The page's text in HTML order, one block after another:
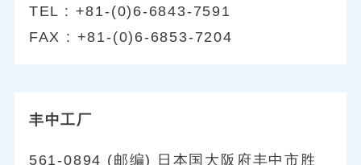
TEL : +81-(0)6-6843-7591
FAX : +81-(0)6-6853-7204
丰中工厂
561-0894 (邮编) 日本国大阪府丰中市胜